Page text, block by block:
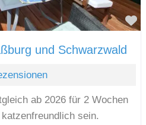
und Schwarzwald
ab 2026 für 2 Wochen
sein.